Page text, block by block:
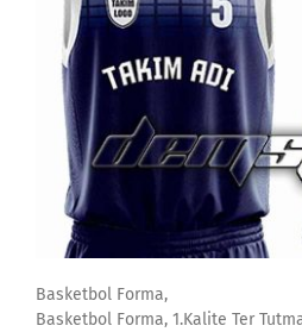
Basketbol Forma,
Basketbol Forma, 1.Kalite Ter